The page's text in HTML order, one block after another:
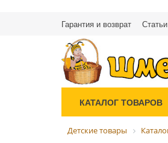
Гарантия и возврат Статьи
КАТАЛОГ ТОВАРОВ
Детские товары